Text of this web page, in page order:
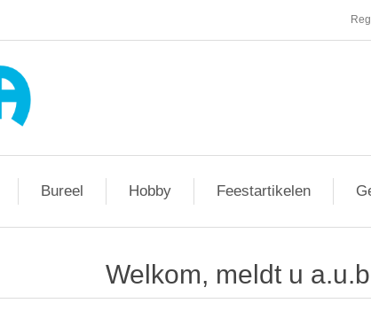
Bureel Hobby Feestartikelen
Welkom, meldt u